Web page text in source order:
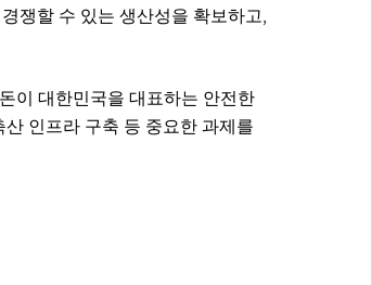
쟁할 수 있는 생산성을 확보하고,
이 대한민국을 대표하는 안전한
산 인프라 구축 등 중요한 과제를